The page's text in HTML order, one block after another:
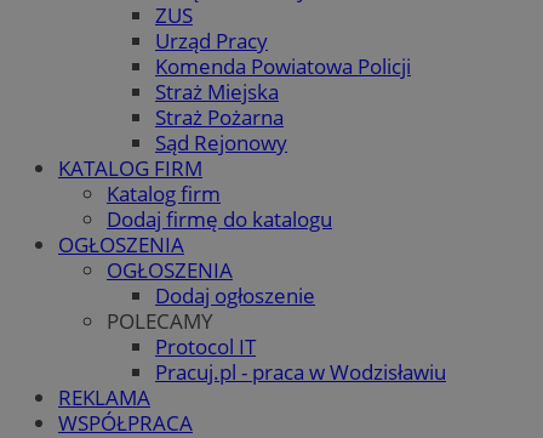
ZUS
Urząd Pracy
Komenda Powiatowa Policji
Straż Miejska
Straż Pożarna
Sąd Rejonowy
KATALOG FIRM
Katalog firm
Dodaj firmę do katalogu
OGŁOSZENIA
OGŁOSZENIA
Dodaj ogłoszenie
POLECAMY
Protocol IT
Pracuj.pl - praca w Wodzisławiu
REKLAMA
WSPÓŁPRACA